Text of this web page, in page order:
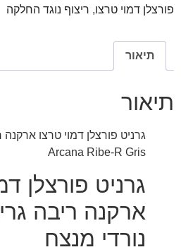
פורצלן דמוי טרצו, ריצוף נוגד החלקה
תיאור
תיאור
גרניט פורצלן דמוי טרצו
Arcana Ribe-R Gris
גרניט פורצלן
ארקנה ריבה
נורדי מנצח